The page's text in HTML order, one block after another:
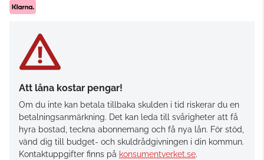
Att låna kostar pengar!
Om du inte kan betala tillbaka skulden i tid riskerar du en
betalningsanmärkning. Det kan leda till svårigheter att få
hyra bostad, teckna abonnemang och få nya lån. För stöd,
vänd dig till budget- och skuldrådgivningen i din kommun.
Kontaktuppgifter finns på konsumentverket.se.